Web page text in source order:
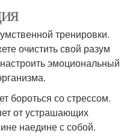
тренировки.
очистить свой разум
эмоциональный
бороться со стрессом.
от устрашающих
наедине с собой.